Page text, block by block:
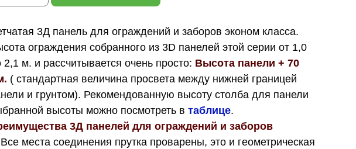
3Д панель для ограждений и заборов эконом класса.
ограждения собранного из 3D панелей этой серии от 1,0
2,1 м. и рассчитывается очень просто: Высота панели + 70
( стандартная величина просвета между нижней границей
и грунтом). Рекомендованную высоту столба для панели
высоты можно посмотреть в таблице.
3Д панелей для ограждений и заборов
Все места соединения прутка проварены, это и геометрическая